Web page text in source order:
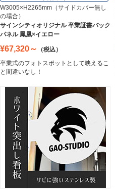
W3005×H2265mm（サイドカバー無し
の場合）
サインシティオリジナル 卒業証書バック
パネル 鳳凰×イエロー
¥67,320～
（税込）
卒業式のフォトスポットとして映えるこ
と間違いなし！